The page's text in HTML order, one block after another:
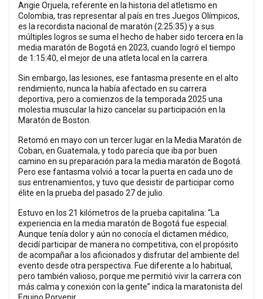
Angie Orjuela, referente en la historia del atletismo en
Colombia, tras representar al país en tres Juegos Olímpicos,
es la recordista nacional de maratón (2:25:35) y a sus
múltiples logros se suma el hecho de haber sido tercera en la
media maratón de Bogotá en 2023, cuando logró el tiempo
de 1:15:40, el mejor de una atleta local en la carrera.
Sin embargo, las lesiones, ese fantasma presente en el alto
rendimiento, nunca la había afectado en su carrera
deportiva, pero a comienzos de la temporada 2025 una
molestia muscular la hizo cancelar su participación en la
Maratón de Boston.
Retomó en mayo con un tercer lugar en la Media Maratón de
Coban, en Guatemala, y todo parecía que iba por buen
camino en su preparación para la media maratón de Bogotá.
Pero ese fantasma volvió a tocar la puerta en cada uno de
sus entrenamientos, y tuvo que desistir de participar como
élite en la prueba del pasado 27 de julio.
Estuvo en los 21 kilómetros de la prueba capitalina: “La
experiencia en la media maratón de Bogotá fue especial.
Aunque tenía dolor y aún no conocía el dictamen médico,
decidí participar de manera no competitiva, con el propósito
de acompañar a los aficionados y disfrutar del ambiente del
evento desde otra perspectiva. Fue diferente a lo habitual,
pero también valioso, porque me permitió vivir la carrera con
más calma y conexión con la gente” indica la maratonista del